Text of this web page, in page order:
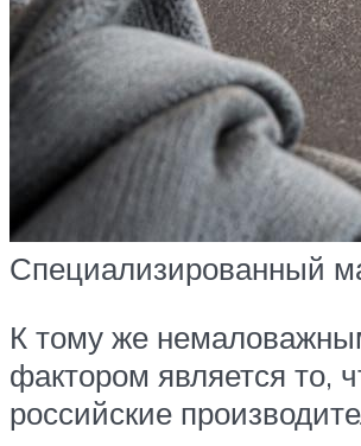
Специализированный
К тому же
фактором является то,
российские